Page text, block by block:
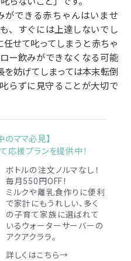
ができる赤ちゃんはいませ
、すぐには上達しないでし
任せて叱ってしまうと赤ちゃ
ー飲みができなくなる可能
妨げてしまっては本末転倒
らずに見守ることが大切で
のママ必見】
応援プランを提供中！
ボトルの注文ノルマなし！
毎月550円OFF！
ミルクや離乳食作りに便利
で家計にもうれしい、多く
の子育て家族に選ばれて
いるウォーターサーバーの
アクアクララ。
詳しくはこちら→